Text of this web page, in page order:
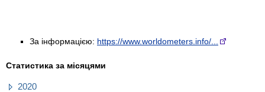
За інформацією: https://www.worldometers.info/...
Статистика за місяцями
2020